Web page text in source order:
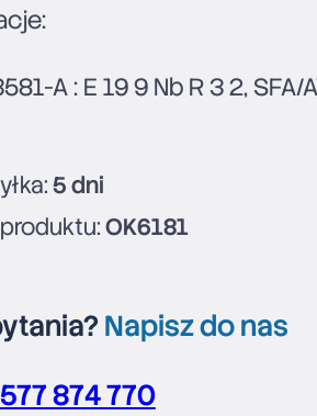
A : E 19 9 Nb R 3 2,
5 dni
OK6181
Napisz do nas
874 770